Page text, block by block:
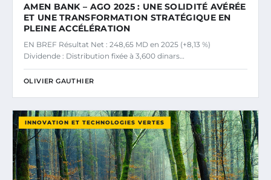
AMEN BANK – AGO 2025 : UNE SOLIDITÉ AVÉRÉE
ET UNE TRANSFORMATION STRATÉGIQUE EN
PLEINE ACCÉLÉRATION
EN BREF Résultat Net : 248,65 MD en 2025 (+8,13 %)
Dividende : Distribution fixée à 3,600 dinars…
OLIVIER GAUTHIER
INNOVATION ET TECHNOLOGIES VERTES